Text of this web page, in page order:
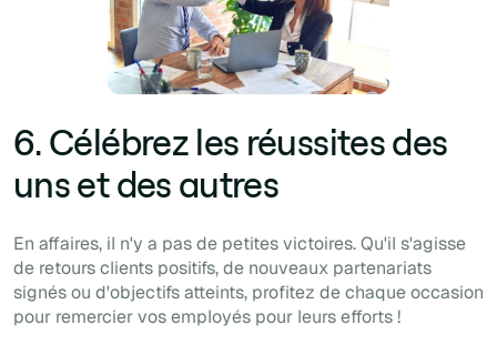
6. Célébrez les réussites des
uns et des autres
En affaires, il n'y a pas de petites victoires. Qu'il s'agisse
de retours clients positifs, de nouveaux partenariats
signés ou d'objectifs atteints, profitez de chaque occasion
pour remercier vos employés pour leurs efforts !